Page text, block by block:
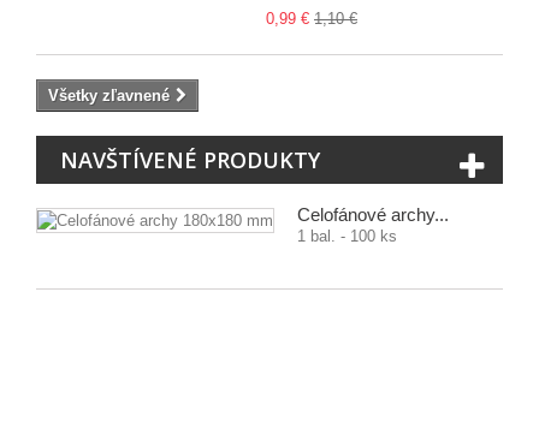
0,99 € 1,10 €
Všetky zľavnené
NAVŠTÍVENÉ PRODUKTY
Celofánové archy...
1 bal. - 100 ks